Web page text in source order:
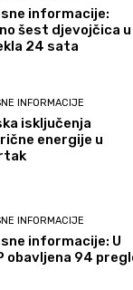
informacije:
šest djevojčica u
24 sata
INFORMACIJE
isključenja
energije u
INFORMACIJE
informacije: U
obavljena 94